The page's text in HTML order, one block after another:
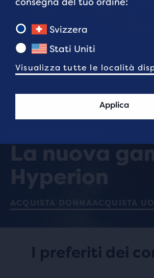
La nuova
Hyperion
ACQUISTA DONNA ACQUISTA
I preferiti dei
Svizzera
Stati Uniti
Visualizza tutte le località
Applica